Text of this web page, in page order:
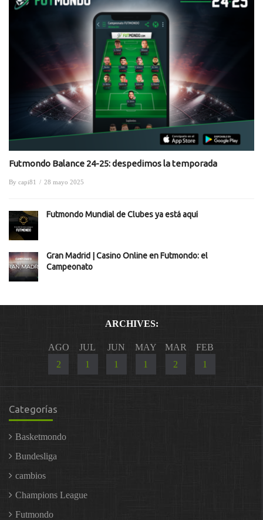
Futmondo Balance 24-25: despedimos la temporada
By capi81 / 28 mayo 2025
Futmondo Mundial de Clubes ya está aquí
Gran Madrid | Casino Online en Futmondo: el
Campeonato
ARCHIVES:
AGO
2
JUL
1
JUN
1
MAY
1
MAR
2
FEB
1
Categorías
Basketmondo
Bundesliga
cambios
Champions League
Futmondo